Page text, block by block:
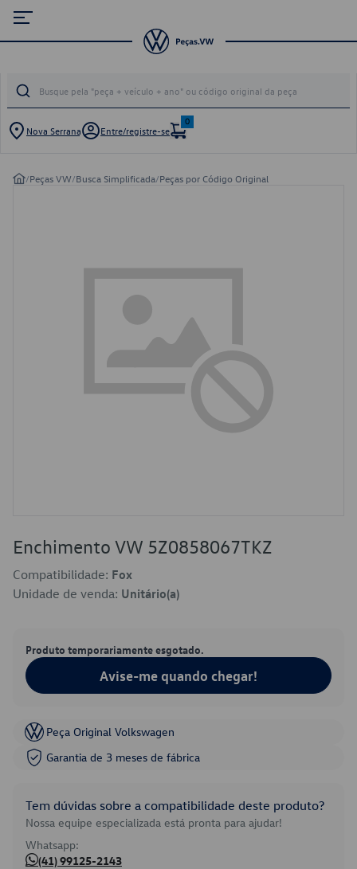
Nova Serrana Entre/registre-se
0
/Peças VW/Busca Simplificada/Peças por Código Original
Enchimento VW 5Z0858067TKZ
Compatibilidade: Fox
Unidade de venda: Unitário(a)
Produto temporariamente esgotado.
Avise-me quando chegar!
Peça Original Volkswagen
Garantia de 3 meses de fábrica
Tem dúvidas sobre a compatibilidade deste produto?
Nossa equipe especializada está pronta para ajudar!
Whatsapp:
(41) 99125-2143